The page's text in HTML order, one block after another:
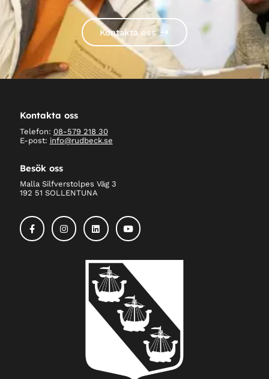
Kontakta oss
Kontakta oss
Telefon: 08-579 218 30
E-post: info@rudbeck.se
Besök oss
Malla Silfverstolpes Väg 3
192 51 SOLLENTUNA